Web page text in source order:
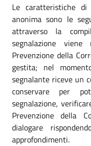
Le caratteristiche di
anonima sono le
attraverso la
segnalazione
Prevenzione della
gestita; nel
segnalante riceve un
conservare per
segnalazione,
Prevenzione della
dialogare
approfondimenti.